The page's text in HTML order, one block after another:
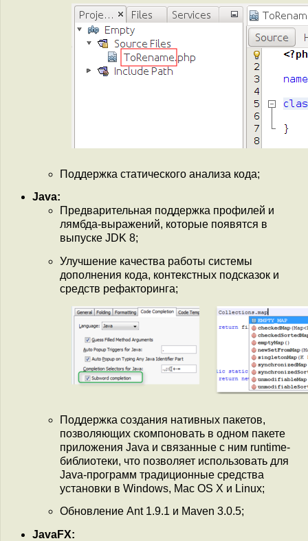
Поддержка статического анализа кода;
Java:
Предварительная поддержка профилей и
лямбда-выражений, которые появятся в
выпуске JDK 8;
Улучшение качества работы системы
дополнения кода, контекстных подсказок и
средств рефакторинга;
Поддержка создания нативных пакетов,
позволяющих скомпоновать в одном пакете
приложения Java и связанные с ним runtime-
библиотеки, что позволяет использовать для
Java-программ традиционные средства
установки в Windows, Mac OS X и Linux;
Обновление Ant 1.9.1 и Maven 3.0.5;
JavaFX: